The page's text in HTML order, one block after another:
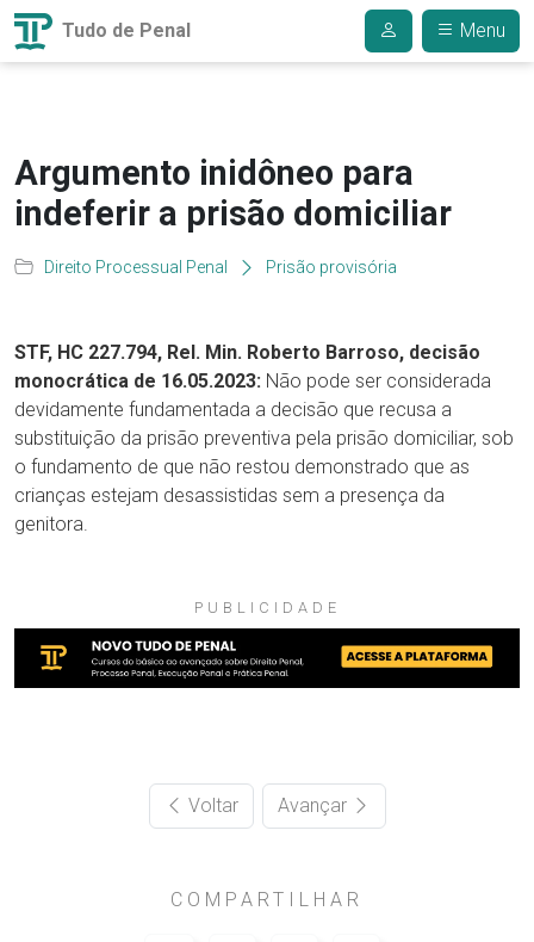
Tudo de Penal Menu
Argumento inidôneo para
indeferir a prisão domiciliar
Direito Processual Penal Prisão provisória
STF, HC 227.794, Rel. Min. Roberto Barroso, decisão
monocrática de 16.05.2023: Não pode ser considerada
devidamente fundamentada a decisão que recusa a
substituição da prisão preventiva pela prisão domiciliar, sob
o fundamento de que não restou demonstrado que as
crianças estejam desassistidas sem a presença da
genitora.
PUBLICIDADE
Voltar Avançar
COMPARTILHAR